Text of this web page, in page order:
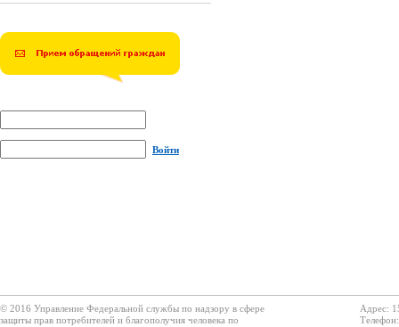
Войти
© 2016 Управление Федеральной службы по надзору в сфере
защиты прав потребителей и благополучия человека по
Адрес: